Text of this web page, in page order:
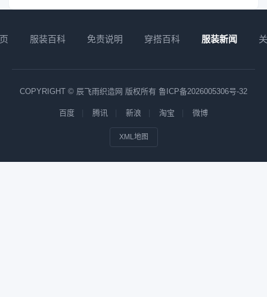
服装百科 免责说明 穿搭百科 服装新闻
COPYRIGHT © 辰飞雨织造网 版权所有 鲁ICP备2026005306号-32
百度 腾讯 新浪 淘宝 微博
XML地图